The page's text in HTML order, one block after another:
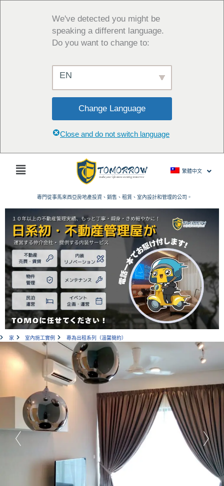
We've detected you might be
speaking a different language.
Do you want to change to:
EN
Change Language
Close and do not switch language
主
繁體中文
專門從事馬來西亞房地產投資、銷售、租賃、室內設計和管理的公司。
家 室內施工實例 專為出租系列（溫馨簡約）